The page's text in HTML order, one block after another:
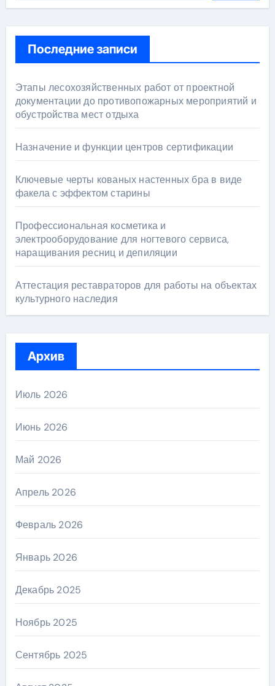
Последние записи
Этапы лесохозяйственных работ от проектной
документации до противопожарных мероприятий и
обустройства мест отдыха
Назначение и функции центров сертификации
Ключевые черты кованых настенных бра в виде
факела с эффектом старины
Профессиональная косметика и
электрооборудование для ногтевого сервиса,
наращивания ресниц и депиляции
Аттестация реставраторов для работы на объектах
культурного наследия
Архив
Июль 2026
Июнь 2026
Май 2026
Апрель 2026
Февраль 2026
Январь 2026
Декабрь 2025
Ноябрь 2025
Сентябрь 2025